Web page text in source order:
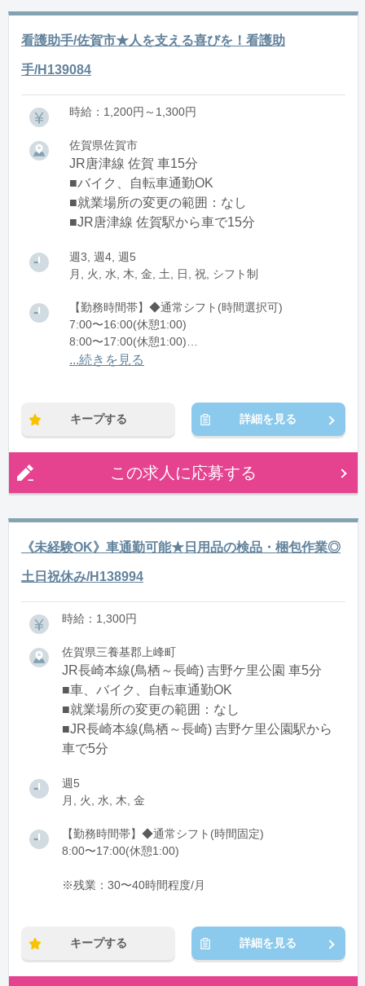
看護助手/佐賀市★人を支える喜びを！看護助
手/H139084
時給：1,200円～1,300円
佐賀県佐賀市
JR唐津線 佐賀 車15分
■バイク、自転車通勤OK
■就業場所の変更の範囲：なし
■JR唐津線 佐賀駅から車で15分
週3, 週4, 週5
月, 火, 水, 木, 金, 土, 日, 祝, シフト制
【勤務時間帯】◆通常シフト(時間選択可)
7:00〜16:00(休憩1:00)
8:00〜17:00(休憩1:00)
12:00〜21:00(休憩1:00)
...続きを見る
キープする 詳細を見る
この求人に応募する
《未経験OK》車通勤可能★日用品の検品・梱包作業◎
土日祝休み/H138994
時給：1,300円
佐賀県三養基郡上峰町
JR長崎本線(鳥栖～長崎) 吉野ケ里公園 車5分
■車、バイク、自転車通勤OK
■就業場所の変更の範囲：なし
■JR長崎本線(鳥栖～長崎) 吉野ケ里公園駅から
車で5分
週5
月, 火, 水, 木, 金
【勤務時間帯】◆通常シフト(時間固定)
8:00〜17:00(休憩1:00)
※残業：30〜40時間程度/月
キープする 詳細を見る